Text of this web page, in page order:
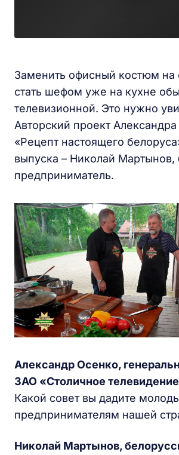
Заменить офисный костюм на
стать шефом уже на кухне
телевизионной. Это нужно
Авторский проект
«Рецепт настоящего
выпуска – Николай Мартынов,
предприниматель.
Александр Осенко,
ЗАО «Столичное
Какой совет вы дадите
предпринимателям нашей
Николай Мартынов,